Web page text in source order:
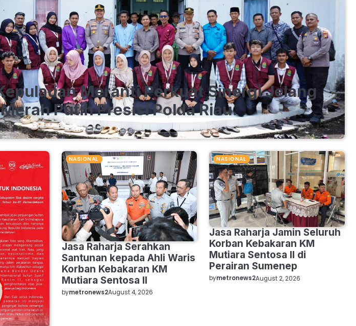
Meranti Perkuat Sinergi Jelang
Putih Presisi Polda Riau.
NASIONAL
Jasa Raharja Serahkan
Santunan kepada Ahli Waris
Korban Kebakaran KM
Mutiara Sentosa II
bymetronews2August 4, 2026
NASIONAL
Jasa Raharja Jamin Seluruh
Korban Kebakaran KM
Mutiara Sentosa II di
Perairan Sumenep
bymetronews2August 2, 2026